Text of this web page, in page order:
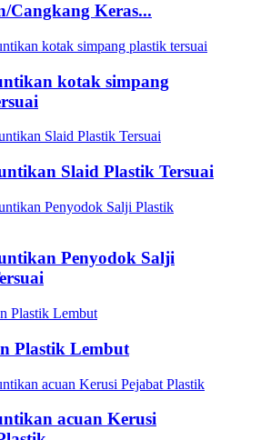
Cangkang Keras...
kotak simpang
Slaid Plastik Tersuai
Penyodok Salji
Plastik Lembut
acuan Kerusi